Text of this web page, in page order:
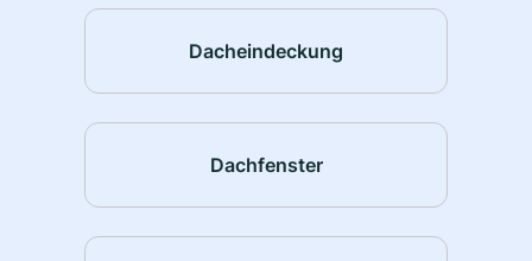
Dacheindeckung
Dachfenster